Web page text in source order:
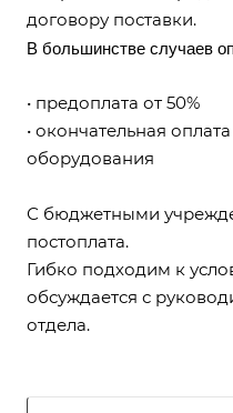
договору поставки.
В большинстве случаев
• предоплата от 50%
• окончательная
оборудования
С бюджетными
постоплата.
Гибко подходим к
обсуждается с
отдела.